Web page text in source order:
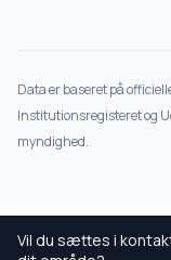
Data er baseret på
Institutionsregisteret og
myndighed.
Vil du sættes i